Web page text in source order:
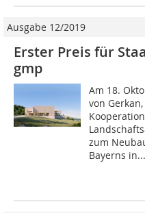
Ausgabe 12/2019
Erster Preis für
gmp
Am 18.
von
zum
Bayerns in...